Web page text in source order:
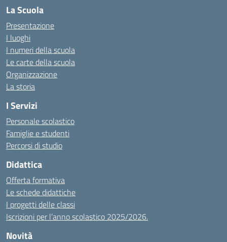
La Scuola
Presentazione
I luoghi
I numeri della scuola
Le carte della scuola
Organizzazione
La storia
I Servizi
Personale scolastico
Famiglie e studenti
Percorsi di studio
Didattica
Offerta formativa
Le schede didattiche
I progetti delle classi
Iscrizioni per l’anno scolastico 2025/2026.
Novità